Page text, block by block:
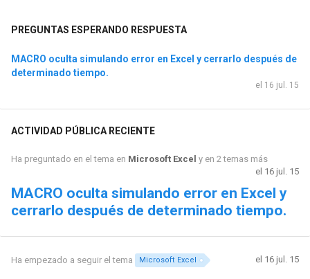
PREGUNTAS ESPERANDO RESPUESTA
MACRO oculta simulando error en Excel y cerrarlo después de
determinado tiempo.
el 16 jul. 15
ACTIVIDAD PÚBLICA RECIENTE
Ha preguntado en el tema en Microsoft Excel y en 2 temas más
el 16 jul. 15
MACRO oculta simulando error en Excel y
cerrarlo después de determinado tiempo.
Ha empezado a seguir el tema Microsoft Excel el 16 jul. 15